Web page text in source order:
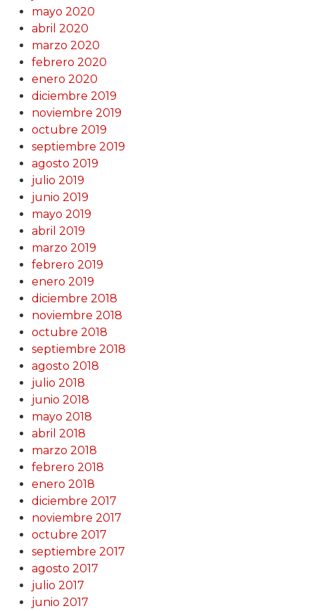
mayo 2020
abril 2020
marzo 2020
febrero 2020
enero 2020
diciembre 2019
noviembre 2019
octubre 2019
septiembre 2019
agosto 2019
julio 2019
junio 2019
mayo 2019
abril 2019
marzo 2019
febrero 2019
enero 2019
diciembre 2018
noviembre 2018
octubre 2018
septiembre 2018
agosto 2018
julio 2018
junio 2018
mayo 2018
abril 2018
marzo 2018
febrero 2018
enero 2018
diciembre 2017
noviembre 2017
octubre 2017
septiembre 2017
agosto 2017
julio 2017
junio 2017